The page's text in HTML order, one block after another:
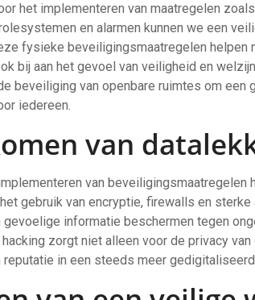
het implementeren van maatregelen zoals
en alarmen kunnen we een
fysieke beveiligingsmaatregelen helpen
bij aan het gevoel van veiligheid en
beveiliging van openbare ruimtes om een
iedereen.
van
van beveiligingsmaatregelen
gebruik van encryptie, firewalls en
gevoelige informatie beschermen tegen
zorgt niet alleen voor de privacy
reputatie in een steeds meer